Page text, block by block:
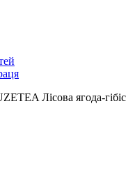
Лісова ягода-